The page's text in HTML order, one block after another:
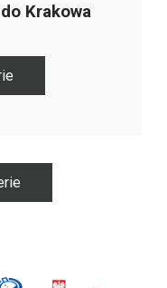
Krakowa